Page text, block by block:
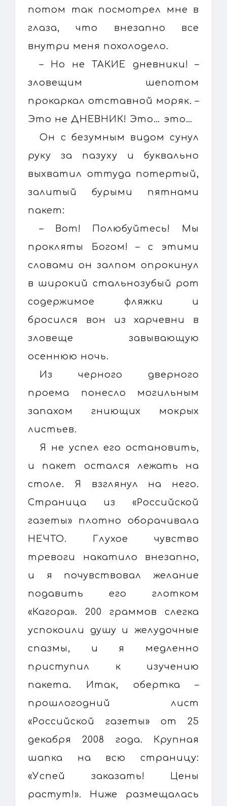
потом так посмотрел мне в
глаза, что внезапно все
внутри меня похолодело.
– Но не ТАКИЕ дневники! –
зловещим шепотом
прокаркал отставной моряк. –
Это не ДНЕВНИК! Это… это…
Он с безумным видом сунул
руку за пазуху и буквально
выхватил оттуда потертый,
залитый бурыми пятнами
пакет:
– Вот! Полюбуйтесь! Мы
прокляты Богом! – с этими
словами он залпом опрокинул
в широкий стальнозубый рот
содержимое фляжки и
бросился вон из харчевни в
зловеще завывающую
осеннюю ночь.
Из черного дверного
проема понесло могильным
запахом гниющих мокрых
листьев.
Я не успел его остановить,
и пакет остался лежать на
столе. Я взглянул на него.
Страница из «Российской
газеты» плотно оборачивала
НЕЧТО. Глухое чувство
тревоги накатило внезапно,
и я почувствовал желание
подавить его глотком
«Кагора». 200 граммов слегка
успокоили душу и желудочные
спазмы, и я медленно
приступил к изучению
пакета. Итак, обертка –
прошлогодний лист
«Российской газеты» от 25
декабря 2008 года. Крупная
шапка на всю страницу:
«Успей заказать! Цены
растут!». Ниже размещалась